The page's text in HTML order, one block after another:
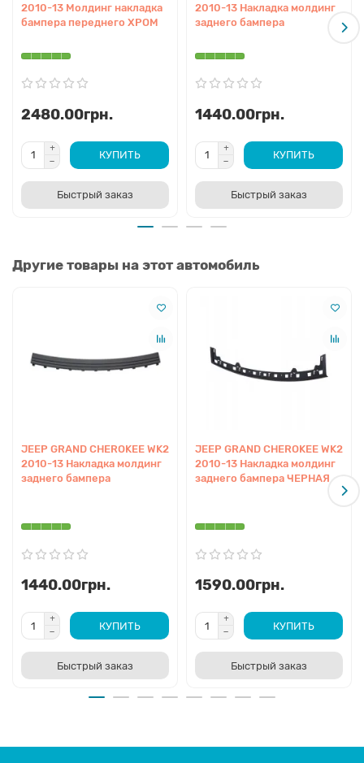
2010-13 Молдинг накладка
бампера переднего ХРОМ
2480.00грн.
КУПИТЬ
Быстрый заказ
2010-13 Накладка молдинг
заднего бампера
1440.00грн.
КУПИТЬ
Быстрый заказ
Другие товары на этот автомобиль
JEEP GRAND CHEROKEE WK2
2010-13 Накладка молдинг
заднего бампера
1440.00грн.
КУПИТЬ
Быстрый заказ
JEEP GRAND CHEROKEE WK2
2010-13 Накладка молдинг
заднего бампера ЧЕРНАЯ
1590.00грн.
КУПИТЬ
Быстрый заказ